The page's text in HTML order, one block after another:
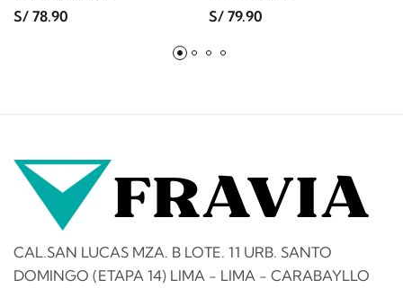
S/ 78.90
S/ 79.90
CAL.SAN LUCAS MZA. B LOTE. 11 URB. SANTO
DOMINGO (ETAPA 14) LIMA - LIMA - CARABAYLLO